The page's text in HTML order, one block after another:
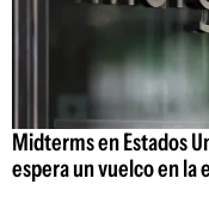
Midterms en Estados
espera un vuelco en la